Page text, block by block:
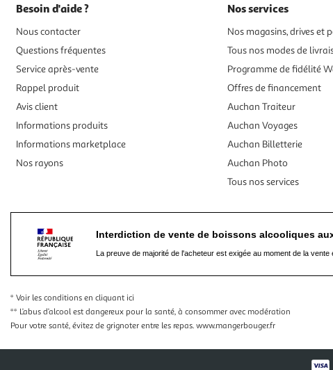
Besoin d'aide ?
Nous contacter
Questions fréquentes
Service après-vente
Rappel produit
Avis client
Informations produits
Informations marketplace
Nos rayons
Nos services
Nos magasins, drives et
Tous nos modes de
Programme de fidélité
Offres de financement
Auchan Traiteur
Auchan Voyages
Auchan Billetterie
Auchan Photo
Tous nos services
Interdiction de vente de boissons alcooliques
La preuve de majorité de l'acheteur est exigée au moment de la vente
* Voir les conditions en cliquant ici
** L’abus d’alcool est dangereux pour la santé, à consommer avec modération
Pour votre santé, évitez de grignoter entre les repas. www.mangerbouger.fr